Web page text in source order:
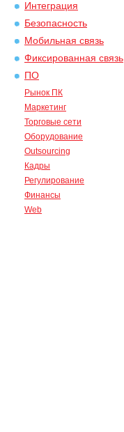
Интеграция
Безопасность
Мобильная связь
Фиксированная связь
ПО
Рынок ПК
Маркетинг
Торговые сети
Оборудование
Outsourcing
Кадры
Регулирование
Финансы
Web